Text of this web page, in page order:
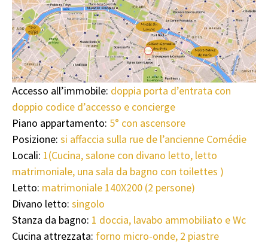
Accesso all’immobile: doppia porta d’entrata con
doppio codice d’accesso e concierge
Piano appartamento: 5° con ascensore
Posizione: si affaccia sulla rue de l’ancienne Comédie
Locali: 1(Cucina, salone con divano letto, letto
matrimoniale, una sala da bagno con toilettes )
Letto: matrimoniale 140X200 (2 persone)
Divano letto: singolo
Stanza da bagno: 1 doccia, lavabo ammobiliato e Wc
Cucina attrezzata: forno micro-onde, 2 piastre